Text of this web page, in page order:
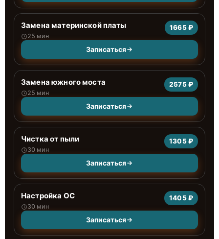
Замена материнской платы
25 мин
1665 ₽
Записаться
Замена южного моста
25 мин
2575 ₽
Записаться
Чистка от пыли
30 мин
1305 ₽
Записаться
Настройка ОС
30 мин
1405 ₽
Записаться